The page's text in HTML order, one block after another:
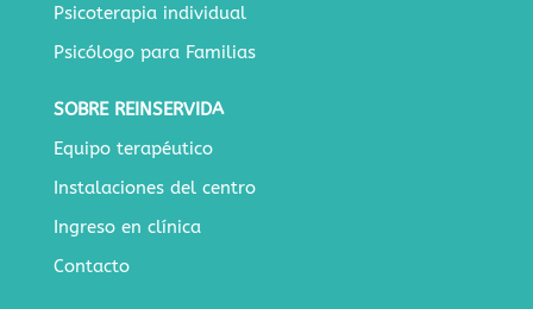
Psicoterapia individual
Psicólogo para Familias
SOBRE REINSERVIDA
Equipo terapéutico
Instalaciones del centro
Ingreso en clínica
Contacto